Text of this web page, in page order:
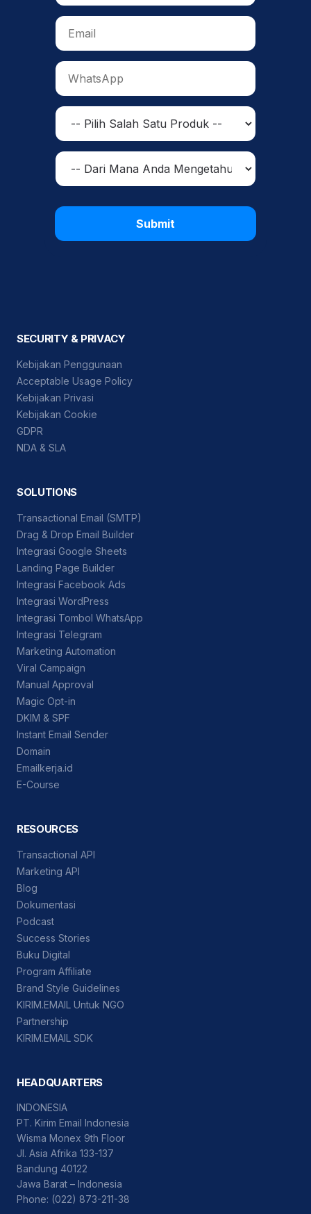
Submit
SECURITY & PRIVACY
Kebijakan Penggunaan
Acceptable Usage Policy
Kebijakan Privasi
Kebijakan Cookie
GDPR
NDA & SLA
SOLUTIONS
Transactional Email (SMTP)
Drag & Drop Email Builder
Integrasi Google Sheets
Landing Page Builder
Integrasi Facebook Ads
Integrasi WordPress
Integrasi Tombol WhatsApp
Integrasi Telegram
Marketing Automation
Viral Campaign
Manual Approval
Magic Opt-in
DKIM & SPF
Instant Email Sender
Domain
Emailkerja.id
E-Course
RESOURCES
Transactional API
Marketing API
Blog
Dokumentasi
Podcast
Success Stories
Buku Digital
Program Affiliate
Brand Style Guidelines
KIRIM.EMAIL Untuk NGO
Partnership
KIRIM.EMAIL SDK
HEADQUARTERS
INDONESIA
PT. Kirim Email Indonesia
Wisma Monex 9th Floor
Jl. Asia Afrika 133-137
Bandung 40122
Jawa Barat – Indonesia
Phone: (022) 873-211-38